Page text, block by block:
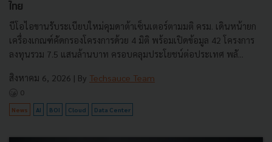
ไทย
บีโอไอขานรับระเบียบใหม่คุมดาต้าเซ็นเตอร์ตามมติ ครม. เดินหน้ายก
เครื่องเกณฑ์คัดกรองโครงการด้วย 4 มิติ พร้อมเปิดข้อมูล 42 โครงการ
ลงทุนรวม 7.5 แสนล้านบาท ครอบคลุมประโยชน์ต่อประเทศ พลั...
สิงหาคม 6, 2026 | By Techsauce Team
0
News AI BOI Cloud Data Center